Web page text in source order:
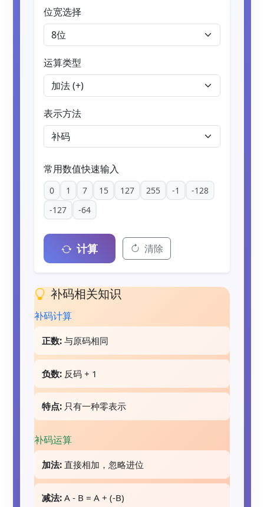
位宽选择
运算类型
表示方法
常用数值快速输入
0 1 7 15 127 255 -1
-128
-127
-64
计算 清除
补码相关知识
补码计算
正数:与原码相同
负数:反码 + 1
特点:只有一种零表示
补码运算
加法:直接相加，忽略进位
减法:A - B = A + (-B)